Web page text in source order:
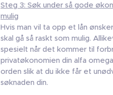
Steg 3: Søk under så gode
mulig
Hvis man vil ta opp et lån
skal gå så raskt som mulig.
spesielt når det kommer til
privatøkonomien din alfa
orden slik at du ikke får et
søknaden din.